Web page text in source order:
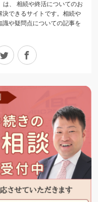
は、 相続や終活についてのお
決できるサイトです。相続や
識や疑問点についての記事を
Twitter